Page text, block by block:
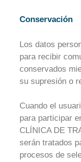
Conservación
Los datos
para recibir
conservados
su supresión o
Cuando el
para participar
CLÍNICA DE
serán tratados
procesos de